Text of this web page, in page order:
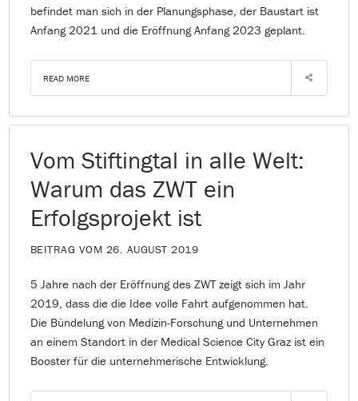
befindet man sich in der Planungsphase, der Baustart ist
Anfang 2021 und die Eröffnung Anfang 2023 geplant.
READ MORE
Vom Stiftingtal in alle Welt:
Warum das ZWT ein
Erfolgsprojekt ist
BEITRAG VOM 26. AUGUST 2019
5 Jahre nach der Eröffnung des ZWT zeigt sich im Jahr
2019, dass die die Idee volle Fahrt aufgenommen hat.
Die Bündelung von Medizin-Forschung und Unternehmen
an einem Standort in der Medical Science City Graz ist ein
Booster für die unternehmerische Entwicklung.